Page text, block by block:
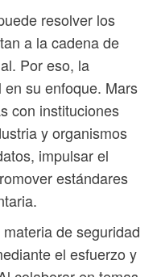
resolver los
a la cadena de
Por eso, la
su enfoque. Mars
con instituciones
y organismos
impulsar el
estándares
de seguridad
el esfuerzo y